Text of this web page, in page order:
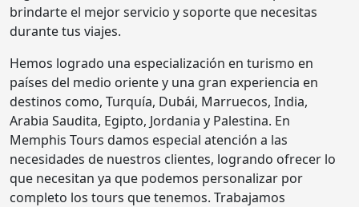
brindarte el mejor servicio y soporte que necesitas
durante tus viajes.
Hemos logrado una especialización en turismo en
países del medio oriente y una gran experiencia en
destinos como, Turquía, Dubái, Marruecos, India,
Arabia Saudita, Egipto, Jordania y Palestina. En
Memphis Tours damos especial atención a las
necesidades de nuestros clientes, logrando ofrecer lo
que necesitan ya que podemos personalizar por
completo los tours que tenemos. Trabajamos